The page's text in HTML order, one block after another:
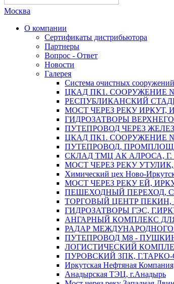
Москва
О компании
Сертификаты дистрибьютора
Партнеры
Вопрос - Ответ
Новости
Галерея
Система очистных
ЦКАД ПК1. СООРУЖЕНИЕ
РЕСПУБЛИКАНСКИЙ
МОСТ ЧЕРЕЗ РЕКУ ИРКУТ,
ГИДРОЗАТВОРЫ
ПУТЕПРОВОД ЧЕРЕЗ
ЦКАД ПК1. СООРУЖЕНИЕ
ПУТЕПРОВОД,
СКЛАД ТМЦ АК АЛРОСА,
МОСТ ЧЕРЕЗ РЕКУ
Химический цех Ново-
МОСТ ЧЕРЕЗ РЕКУ ЕЙ,
ПЕШЕХОДНЫЙ ПЕРЕХОД,
ТОРГОВЫЙ ЦЕНТР ПЕКИН,
ГИДРОЗАТВОРЫ ГЭС,
АНГАРНЫЙ КОМПЛЕКС
РАДАР МЕЖДУНАРОДНОГО
ПУТЕПРОВОД М8 -
ЛОГИСТИЧЕСКИЙ
ПУРОВСКИЙ ЗПК,
Иркутская Нефтяная
Анадырская ТЭЦ, г.Анадырь